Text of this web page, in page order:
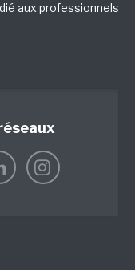
aux professionnels